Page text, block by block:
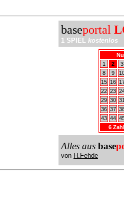
baseportal
1 SPIEL kostenlos
1
2 3
8
9
15
16
22 23
29 30 31
36 37
43 44
6
Alles aus base
von H.Fehde